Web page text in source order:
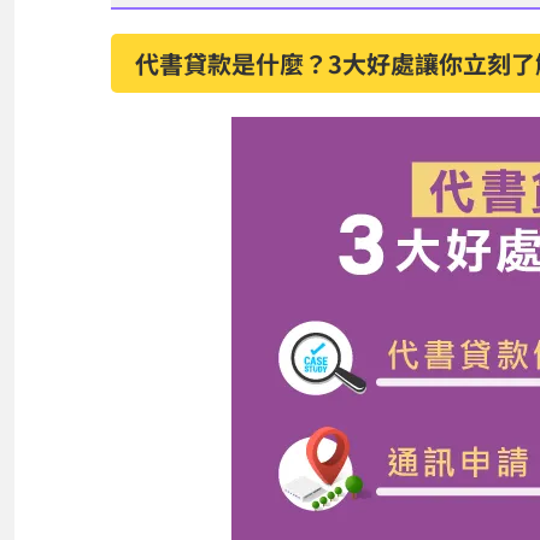
代書貸款是什麼？3大好處讓你立刻